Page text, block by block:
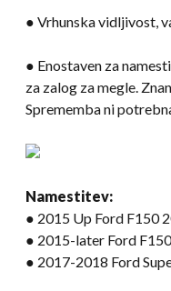
● Vrhunska vidljivost,
● Enostaven za
za zalog za megle.
Sprememba ni
Namestitev:
● 2015 Up Ford F150
● 2015-later Ford
● 2017-2018 Ford